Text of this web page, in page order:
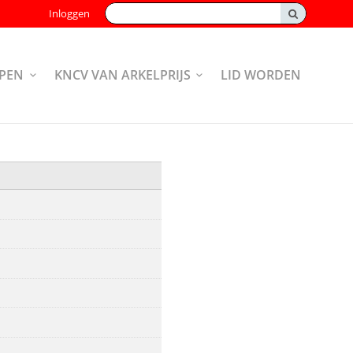
Zoeken:
Inloggen
KNCV VAN ARKELPRIJS LID WORDEN